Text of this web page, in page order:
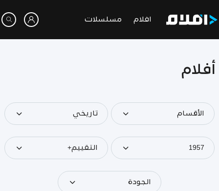
افلام مسلسلات
أفلام
الأقسام تاريخي
1957 التقييم+
الجودة